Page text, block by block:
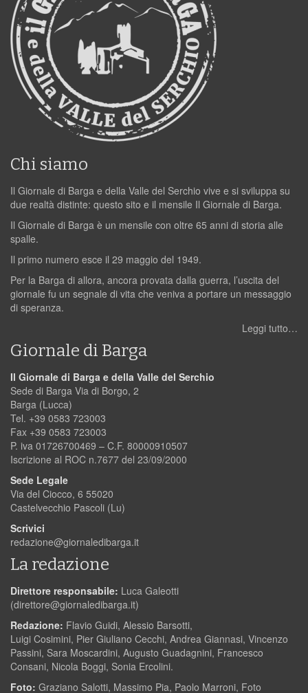
Chi siamo
Il Giornale di Barga e della Valle del Serchio vive e si sviluppa su
due realtà distinte: questo sito e il mensile Il Giornale di Barga.
Il Giornale di Barga è un mensile con oltre 65 anni di storia alle
spalle.
Il primo numero esce il 29 maggio del 1949.
Per la Barga di allora, ancora provata dalla guerra, l’uscita del
giornale fu un segnale di vita che veniva a portare un messaggio
di speranza.
Leggi tutto…
Giornale di Barga
Il Giornale di Barga e della Valle del Serchio
Sede di Barga Via di Borgo, 2
Barga (Lucca)
Tel. +39 0583 723003
Fax +39 0583 723003
P. iva 01726700469 – C.F. 80000910507
Iscrizione al ROC n.7677 del 23/09/2000
Sede Legale
Via del Ciocco, 6 55020
Castelvecchio Pascoli (Lu)
Scrivici
redazione@giornaledibarga.it
La redazione
Direttore responsabile: Luca Galeotti
(direttore@giornaledibarga.it)
Redazione: Flavio Guidi, Alessio Barsotti,
Luigi Cosimini, Pier Giuliano Cecchi, Andrea Giannasi, Vincenzo
Passini, Sara Moscardini, Augusto Guadagnini, Francesco
Consani, Nicola Boggi, Sonia Ercolini.
Foto: Graziano Salotti, Massimo Pia, Paolo Marroni, Foto